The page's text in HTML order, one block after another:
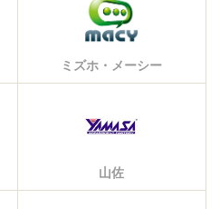
ミズホ・メーシー
山佐